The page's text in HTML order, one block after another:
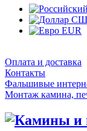
EUR
Оплата и доставка
Контакты
Фальшивые
Монтаж камина,